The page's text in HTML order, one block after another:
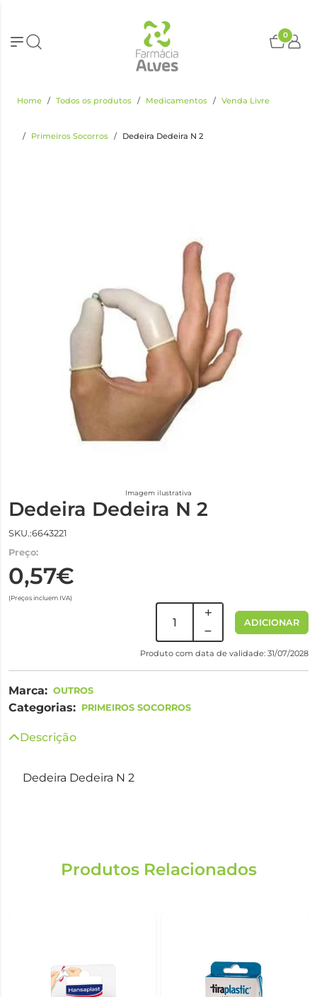
0
Home Todos os produtos Medicamentos Venda Livre
Primeiros Socorros Dedeira Dedeira N 2
Imagem ilustrativa
Dedeira Dedeira N 2
SKU.:6643221
Preço:
0,57€
(Preços incluem IVA)
ADICIONAR
Produto com data de validade: 31/07/2028
Marca: OUTROS
Categorias: PRIMEIROS SOCORROS
Descrição
Dedeira Dedeira N 2
Produtos Relacionados